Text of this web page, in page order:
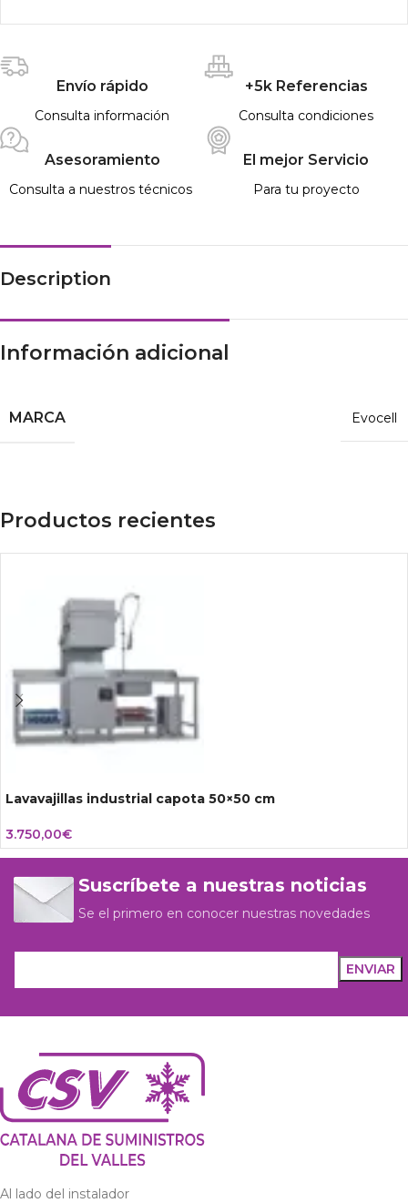
Envío rápido
Consulta información
+5k Referencias
Consulta condiciones
Asesoramiento
Consulta a nuestros técnicos
El mejor Servicio
Para tu proyecto
Description
Información adicional
MARCA Evocell
Productos recientes
Lavavajillas industrial capota 50×50 cm
3.750,00€
Suscríbete a nuestras noticias
Se el primero en conocer nuestras novedades
Al lado del instalador